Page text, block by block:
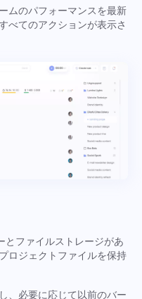
ムのパフォーマンスを最新
べてのアクションが表示さ
ファイルストレージがあ
ロジェクトファイルを保持
、必要に応じて以前のバー
とで、以下のポリシー
とに同意したものとみ
ラッグアンドドロッ
been sent
ます
が日々成長するの
す！
、あなたは情報処
す個人情報.